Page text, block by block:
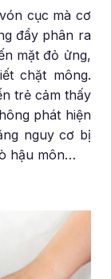
cục mà cơ
đẩy phân ra
mặt đỏ ửng,
chặt mông.
trẻ cảm thấy
phát hiện
nguy cơ bị
hậu môn…